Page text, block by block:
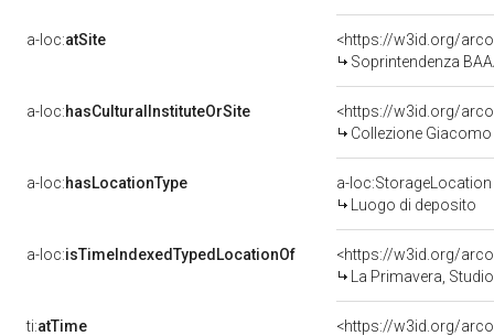
a-loc:atSite
<https://w3id.org/
Soprintendenza
a-loc:hasCulturalInstituteOrSite
<https://w3id.org/
Collezione
a-loc:hasLocationType
a-loc:StorageLocation
Luogo di deposito
a-loc:isTimeIndexedTypedLocationOf
<https://w3id.org/
La Primavera, Studio di
ti:atTime <https://w3id.org/